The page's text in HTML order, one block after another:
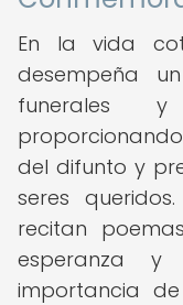
En la vida
desempeña
funerales y
del difunto y
seres
recitan
esperanza
importancia